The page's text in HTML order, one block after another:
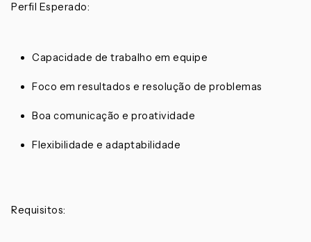
Perfil Esperado:
Capacidade de trabalho em equipe
Foco em resultados e resolução de problemas
Boa comunicação e proatividade
Flexibilidade e adaptabilidade
Requisitos: